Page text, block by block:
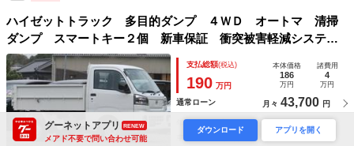
ハイゼットトラック 多目的ダンプ ４ＷＤ オートマ 清掃
ダンプ スマートキー２個 新車保証 衝突被害軽減システ
ム ＣＶＴ 電動格納ミラー フォグランプ エアコン １２
Ｖ電源 アイドリングストップ パワーウィンドウ プッシュ
スタート
支払総額(税込)
190 万円
本体価格
186
万円
諸費用
4
万円
通常ローン 月々 43,700 円
年式
車検
グーネットアプリ RENEW
メアド不要で問い合わせ可能
ダウンロード アプリを開く